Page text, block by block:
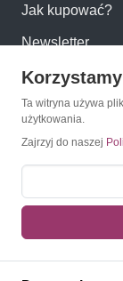
Jak kupować?
Newsletter
Konto
Moje konto
Mój koszyk
Adres dostawy
Ta witryna używa
użytkowania.
Zajrzyj do naszej